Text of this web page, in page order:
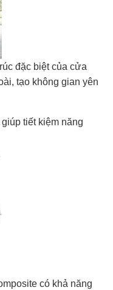
đặc biệt của cửa
tạo không gian yên
tiết kiệm năng
có khả năng